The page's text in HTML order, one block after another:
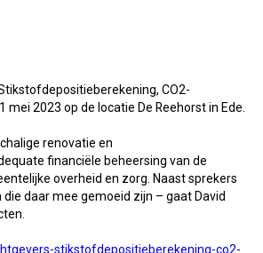
CO2-
2023 op de locatie De Reehorst in Ede.
renovatie en
financiële beheersing van de
overheid en zorg. Naast sprekers
daar mee gemoeid zijn – gaat David
stikstofdepositieberekening-co2-